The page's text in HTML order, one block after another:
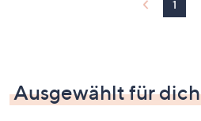
1
Ausgewählt für dich